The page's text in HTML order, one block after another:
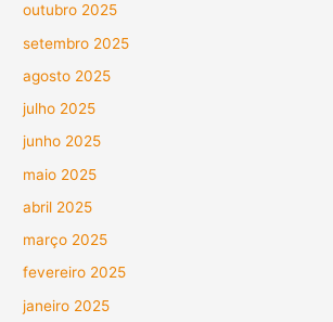
outubro 2025
setembro 2025
agosto 2025
julho 2025
junho 2025
maio 2025
abril 2025
março 2025
fevereiro 2025
janeiro 2025